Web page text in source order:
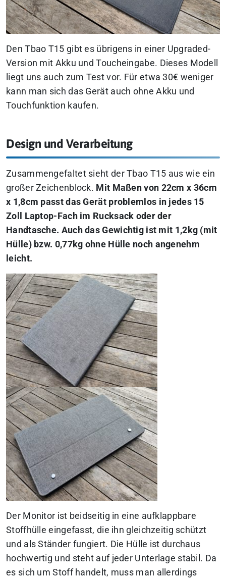
Den Tbao T15 gibt es übrigens in einer Upgraded-
Version mit Akku und Toucheingabe. Dieses Modell
liegt uns auch zum Test vor. Für etwa 30€ weniger
kann man sich das Gerät auch ohne Akku und
Touchfunktion kaufen.
Design und Verarbeitung
Zusammengefaltet sieht der Tbao T15 aus wie ein
großer Zeichenblock. Mit Maßen von 22cm x 36cm
x 1,8cm passt das Gerät problemlos in jedes 15
Zoll Laptop-Fach im Rucksack oder der
Handtasche. Auch das Gewichtig ist mit 1,2kg (mit
Hülle) bzw. 0,77kg ohne Hülle noch angenehm
leicht.
Der Monitor ist beidseitig in eine aufklappbare
Stoffhülle eingefasst, die ihn gleichzeitig schützt
und als Ständer fungiert. Die Hülle ist durchaus
hochwertig und steht auf jeder Unterlage stabil. Da
es sich um Stoff handelt, muss man allerdings